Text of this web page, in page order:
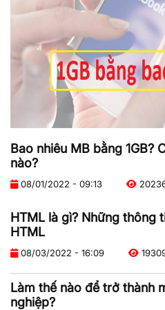
Bao nhiêu MB bằng 1GB?
nào?
08/01/2022 - 09:13
HTML là gì? Những thông
HTML
08/03/2022 - 16:09
Làm thế nào để trở thành
nghiệp?